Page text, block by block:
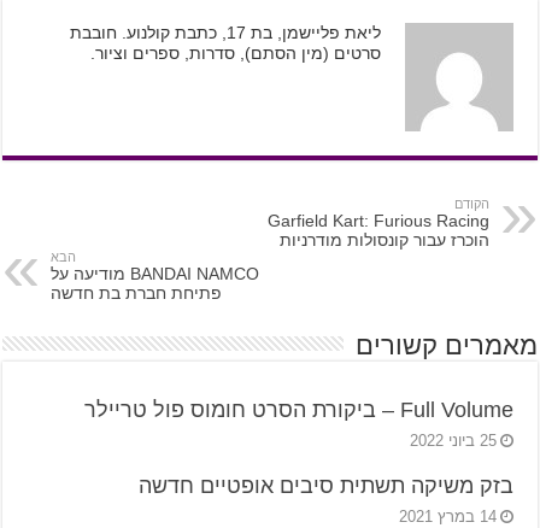
ליאת פליישמן, בת 17, כתבת קולנוע. חובבת
סרטים (מין הסתם), סדרות, ספרים וציור.
הקודם
Garfield Kart: Furious Racing
הוכרז עבור קונסולות מודרניות
הבא
BANDAI NAMCO מודיעה על
פתיחת חברת בת חדשה
מאמרים קשורים
Full Volume – ביקורת הסרט חומוס פול טריילר
25 ביוני 2022
בזק משיקה תשתית סיבים אופטיים חדשה
14 במרץ 2021